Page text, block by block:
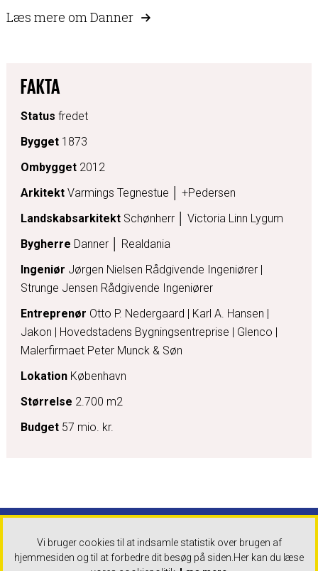
Læs mere om Danner
FAKTA
Status fredet
Bygget1873
Ombygget2012
ArkitektVarmings Tegnestue │ +Pedersen
LandskabsarkitektSchønherr │ Victoria Linn Lygum
Bygherre Danner │ Realdania
Ingeniør Jørgen Nielsen Rådgivende Ingeniører |
Strunge Jensen Rådgivende Ingeniører
Entreprenør Otto P. Nedergaard | Karl A. Hansen |
Jakon | Hovedstadens Bygningsentreprise | Glenco |
Malerfirmaet Peter Munck & Søn
LokationKøbenhavn
Størrelse 2.700 m2
Budget57 mio. kr.
Tlf: +45 32 83 05 00 Mandag -
torsdag 9-16:30 Fredag 9-16
Vi bruger cookies til at indsamle statistik over brugen af
hjemmesiden og til at forbedre dit besøg på siden. Her kan du læse